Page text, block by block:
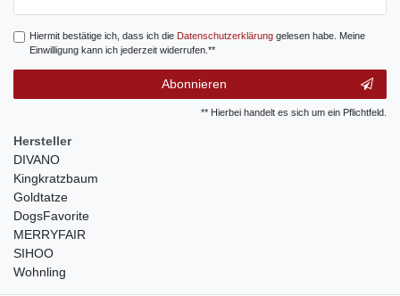
Hiermit bestätige ich, dass ich die Daten­schutz­erklärunggelesen habe. Meine
Einwilligung kann ich jederzeit widerrufen.**
Abonnieren
** Hierbei handelt es sich um ein Pflichtfeld.
Hersteller
DIVANO
Kingkratzbaum
Goldtatze
DogsFavorite
MERRYFAIR
SIHOO
Wohnling